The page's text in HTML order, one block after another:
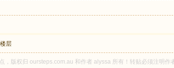
层
，版权归 oursteps.com.au 和作者 alyssa 所有！转贴必须注明作